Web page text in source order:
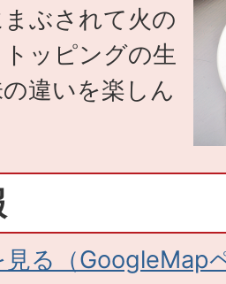
ぶされて火の
ッピングの生
違いを楽しん
見る（GoogleMap